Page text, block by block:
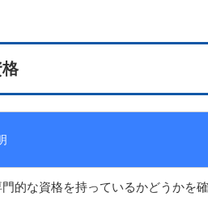
的な資格を持っているかどうかを確